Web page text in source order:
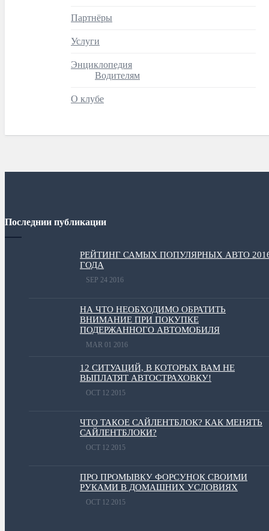
Партнёры
Услуги
Энциклопедия
Водителям
О клубе
Последнии публикации
РЕЙТИНГ САМЫХ ПОПУЛЯРНЫХ АВТО
ГОДА
SEP 24 2016
НА ЧТО НЕОБХОДИМО ОБРАТИТЬ
ВНИМАНИЕ ПРИ ПОКУПКЕ
ПОДЕРЖАННОГО АВТОМОБИЛЯ
MAR 01 2016
12 СИТУАЦИЙ, В КОТОРЫХ ВАМ НЕ
ВЫПЛАТЯТ АВТОСТРАХОВКУ!
OCT 12 2015
ЧТО ТАКОЕ САЙЛЕНТБЛОК? КАК МЕНЯТЬ
САЙЛЕНТБЛОКИ?
OCT 12 2015
ПРО ПРОМЫВКУ ФОРСУНОК СВОИМИ
РУКАМИ В ДОМАШНИХ УСЛОВИЯХ
OCT 12 2015